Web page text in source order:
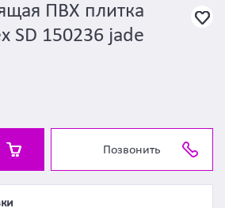
ПВХ плитка
SD 150236 jade
Позвонить